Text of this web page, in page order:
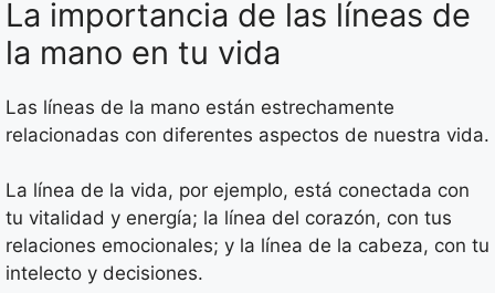
La importancia de las líneas de
la mano en tu vida
Las líneas de la mano están estrechamente
relacionadas con diferentes aspectos de nuestra vida.
La línea de la vida, por ejemplo, está conectada con
tu vitalidad y energía; la línea del corazón, con tus
relaciones emocionales; y la línea de la cabeza, con tu
intelecto y decisiones.